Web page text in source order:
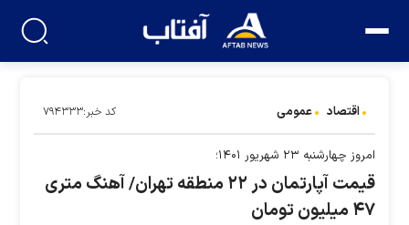
اقتصاد عمومی کد خبر:۷۹۴۳۳۳
امروز چهارشنبه ۲۳ شهریور ۱۴۰۱؛
قیمت آپارتمان در ۲۲ منطقه تهران/ آهنگ متری
۴۷ میلیون تومان